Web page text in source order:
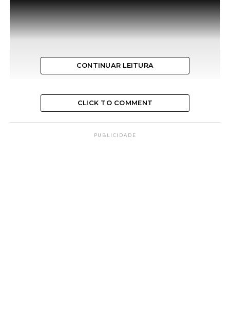
CONTINUAR LEITURA
CLICK TO COMMENT
PUBLICIDADE